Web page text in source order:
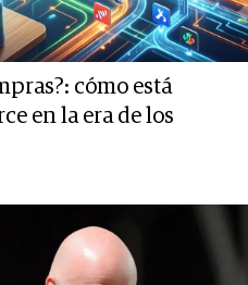
cómo está
en la era de los